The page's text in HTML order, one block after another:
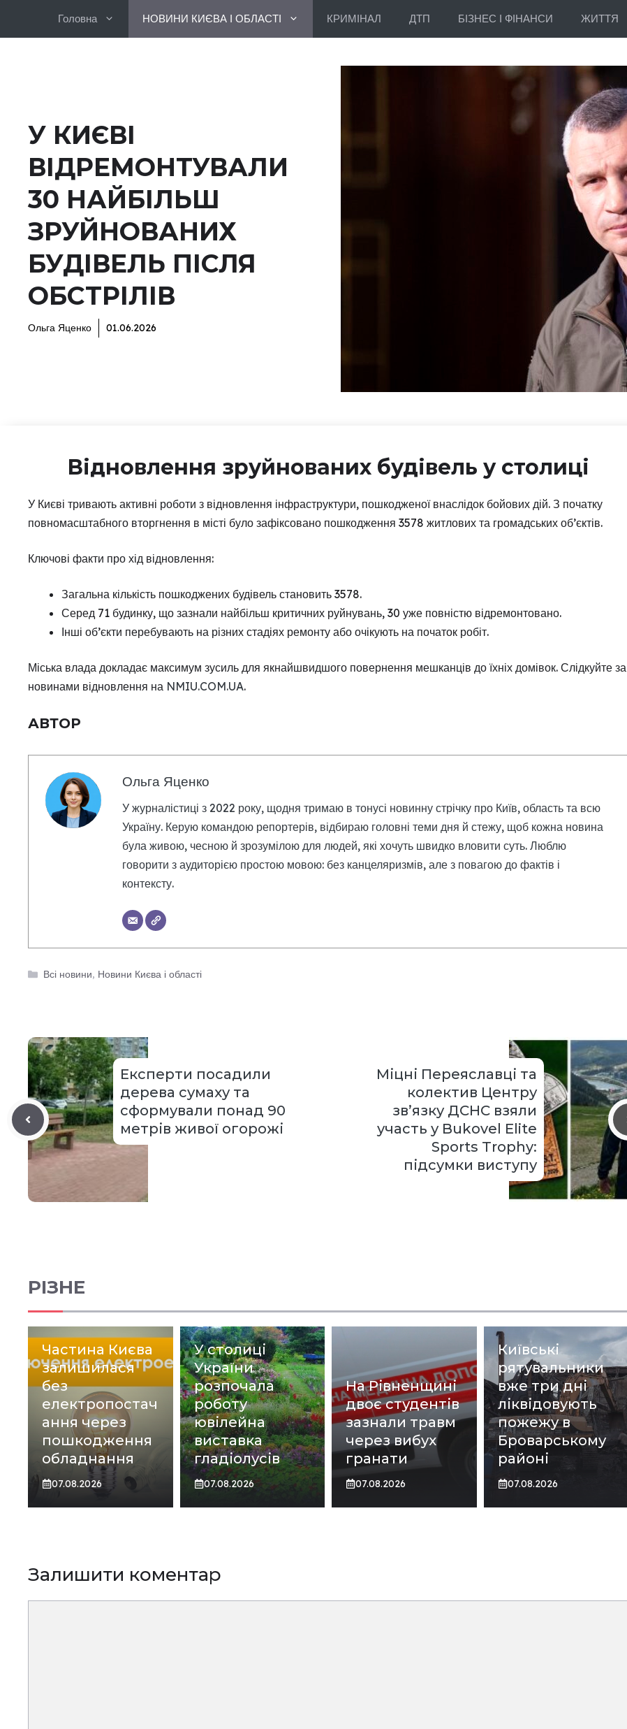
Головна НОВИНИ КИЄВА І ОБЛАСТІ КРИМІНАЛ ДТП БІЗНЕС І ФІНАНСИ ЖИТТЯ
У КИЄВІ
ВІДРЕМОНТУВАЛИ
30 НАЙБІЛЬШ
ЗРУЙНОВАНИХ
БУДІВЕЛЬ ПІСЛЯ
ОБСТРІЛІВ
Ольга Яценко 01.06.2026
Відновлення зруйнованих будівель у столиці
У Києві тривають активні роботи з відновлення інфраструктури, пошкодженої внаслідок бойових дій. З початку
повномасштабного вторгнення в місті було зафіксовано пошкодження 3578 житлових та громадських об’єктів.
Ключові факти про хід відновлення:
Загальна кількість пошкоджених будівель становить 3578.
Серед 71 будинку, що зазнали найбільш критичних руйнувань, 30 уже повністю відремонтовано.
Інші об’єкти перебувають на різних стадіях ремонту або очікують на початок робіт.
Міська влада докладає максимум зусиль для якнайшвидшого повернення мешканців до їхніх домівок. Слідкуйте за
новинами відновлення на NMIU.COM.UA.
АВТОР
Ольга Яценко
У журналістиці з 2022 року, щодня тримаю в тонусі новинну стрічку про Київ, область та всю
Україну. Керую командою репортерів, відбираю головні теми дня й стежу, щоб кожна новина
була живою, чесною й зрозумілою для людей, які хочуть швидко вловити суть. Люблю
говорити з аудиторією простою мовою: без канцеляризмів, але з повагою до фактів і
контексту.
Категорії
Всі новини, Новини Києва і області
Експерти посадили
дерева сумаху та
сформували понад 90
метрів живої огорожі
Міцні Переяславці та
колектив Центру
зв’язку ДСНС взяли
участь у Bukovel Elite
Sports Trophy:
підсумки виступу
РІЗНЕ
Частина Києва
залишилася
без
електропостач
ання через
пошкодження
обладнання
07.08.2026
У столиці
України
розпочала
роботу
ювілейна
виставка
гладіолусів
07.08.2026
На Рівненщині
двоє студентів
зазнали травм
через вибух
гранати
07.08.2026
Київські
рятувальники
вже три дні
ліквідовують
пожежу в
Броварському
районі
07.08.2026
Залишити коментар